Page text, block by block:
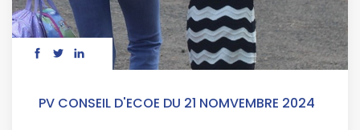
PV CONSEIL D'ECOE DU 21 NOMVEMBRE 2024